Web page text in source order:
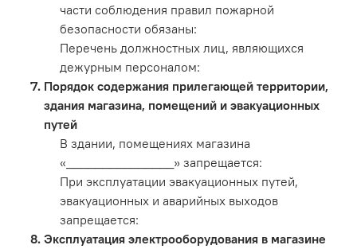
части соблюдения правил пожарной
безопасности обязаны:
Перечень должностных лиц, являющихся
дежурным персоналом:
Порядок содержания прилегающей территории,
здания магазина, помещений и эвакуационных
путей
В здании, помещениях магазина
«_______________» запрещается:
При эксплуатации эвакуационных путей,
эвакуационных и аварийных выходов
запрещается:
Эксплуатация электрооборудования в магазине